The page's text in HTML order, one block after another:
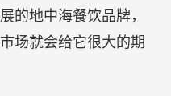
的地中海餐饮品牌，
场就会给它很大的期